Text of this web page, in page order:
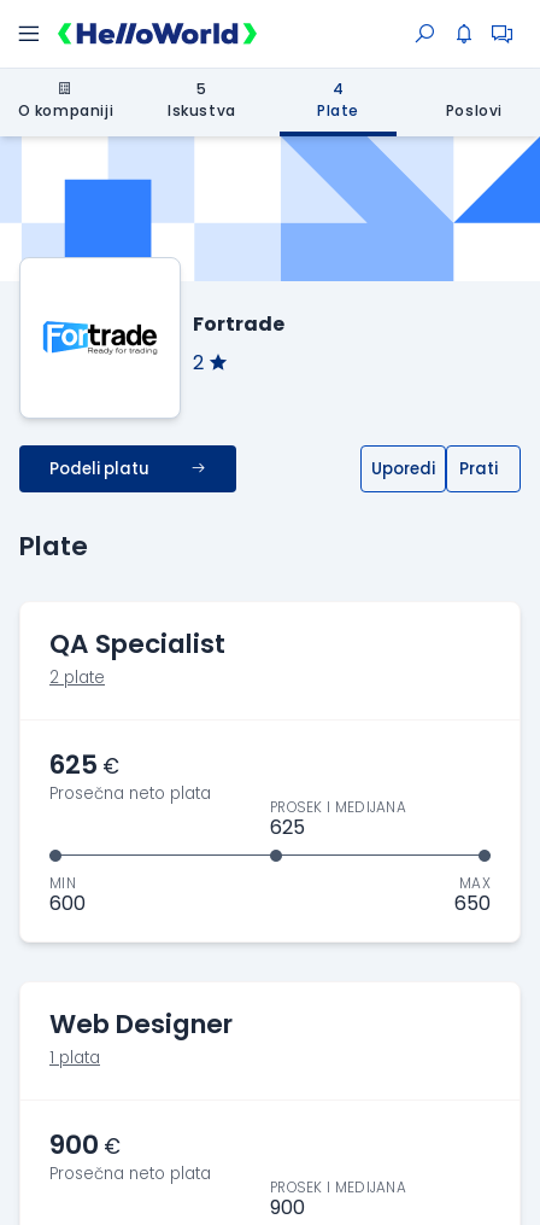
O kompaniji
5
Iskustva
4
Plate
Poslovi
Fortrade
2
Podeli platu Uporedi Prati
Plate
QA Specialist
2 plate
625 €
Prosečna neto plata
MIN
600
PROSEK I MEDIJANA
625
MAX
650
Web Designer
1 plata
900 €
Prosečna neto plata
PROSEK I MEDIJANA
900